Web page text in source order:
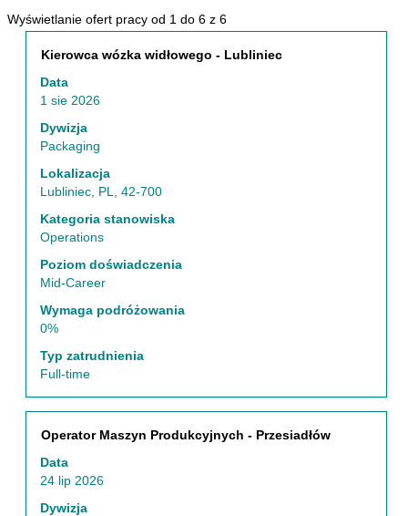
Wyświetlanie ofert pracy od 1 do 6 z 6Szukaj
wyników
dla
liście
pracy.
Tytuł
Kierowca wózka widłowego - Lubliniec
Data
1 sie 2026
Dywizja
Packaging
Lokalizacja
Lubliniec, PL, 42-700
Kategoria stanowiska
Operations
Poziom doświadczenia
Mid-Career
Wymaga podróżowania
0%
Typ zatrudnienia
Full-time
Zaznacz
pomocą
spacji,
aby
wyświetlić
treść
danych
oferty
pracy.
Tytuł
Operator Maszyn Produkcyjnych - Przesiadłów
Data
24 lip 2026
Dywizja
Zaznacz
pomocą
spacji,
aby